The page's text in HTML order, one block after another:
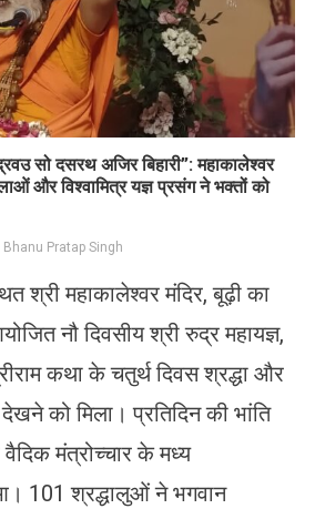
सो दसरथ अजिर बिहारी”: महाकालेश्वर
और विश्वामित्र यज्ञ प्रसंग ने भक्तों को
Bhanu Pratap Singh
श्री महाकालेश्वर मंदिर, बूढ़ी का
नौ दिवसीय श्री रुद्र महायज्ञ,
कथा के चतुर्थ दिवस श्रद्धा और
को मिला। प्रतिदिन की भांति
मंत्रोच्चार के मध्य
101 श्रद्धालुओं ने भगवान